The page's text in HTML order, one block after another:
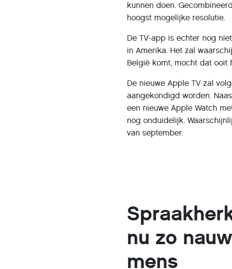
kunnen doen.
hoogst mogelijke resolutie.
De TV-app is echter nog
in Amerika. Het zal
België komt, mocht dat ooit
De nieuwe Apple TV zal
aangekondigd worden.
een nieuwe Apple Watch
nog onduidelijk.
van september.
nu zo
mens